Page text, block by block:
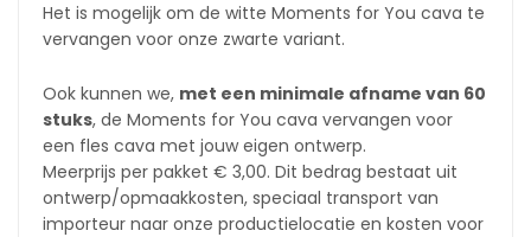
Het is mogelijk om de witte Moments for You cava te
vervangen voor onze zwarte variant.
Ook kunnen we, met een minimale afname van 60
stuks, de Moments for You cava vervangen voor
een fles cava met jouw eigen ontwerp.
Meerprijs per pakket € 3,00. Dit bedrag bestaat uit
ontwerp/opmaakkosten, speciaal transport van
importeur naar onze productielocatie en kosten voor